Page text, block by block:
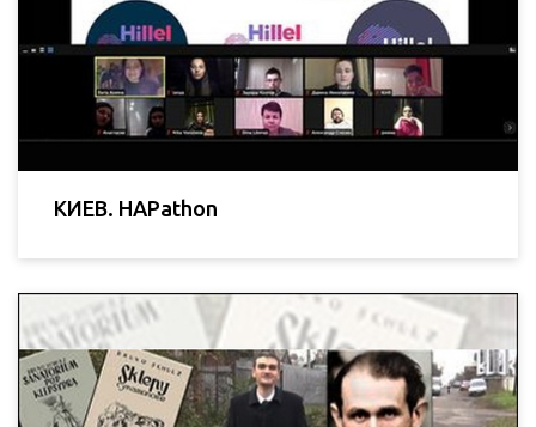
КИЕВ. HAPathon